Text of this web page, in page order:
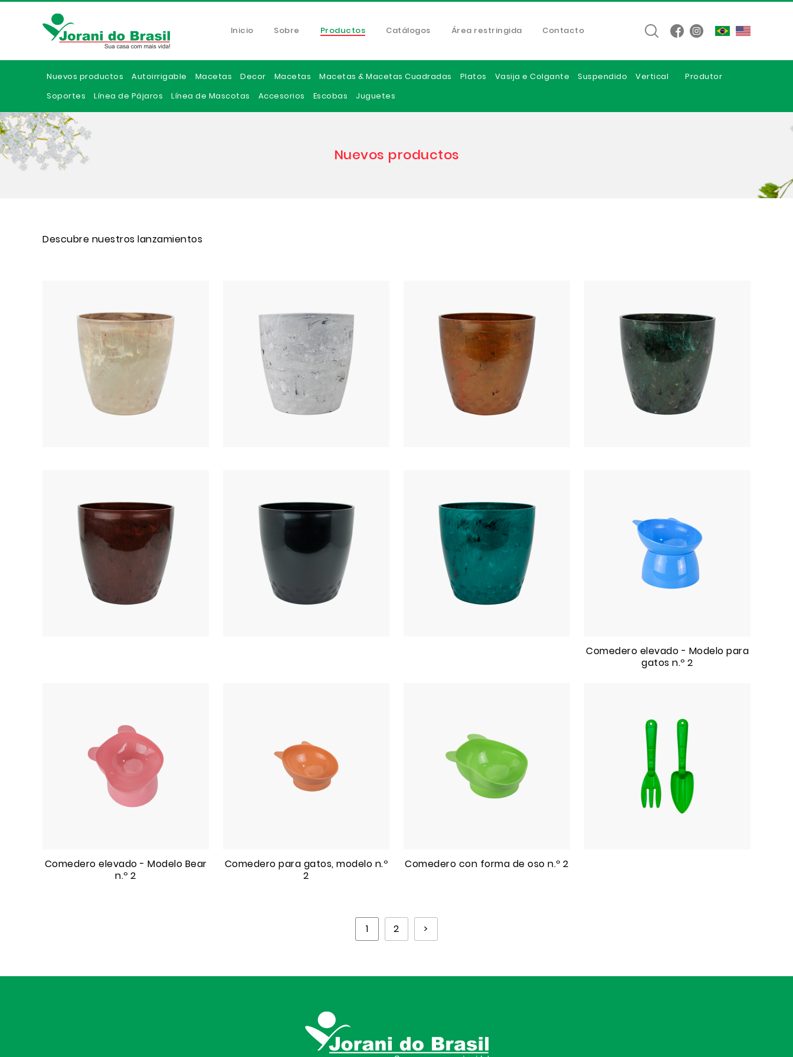
Inicio Sobre Productos Catálogos Área restringida Contacto
Nuevos productos Autoirrigable Macetas Decor Macetas Macetas & Macetas Cuadradas Platos Vasija e Colgante Suspendido Vertical
Produtor
Soportes
Línea de Pájaros Línea de Mascotas Accesorios Escobas Juguetes
Nuevos productos
Descubre nuestros lanzamientos
Comedero elevado - Modelo para
gatos n.º 2
Comedero elevado - Modelo Bear
n.º 2
Comedero para gatos, modelo n.º
2
Comedero con forma de oso n.º 2
1 2 >